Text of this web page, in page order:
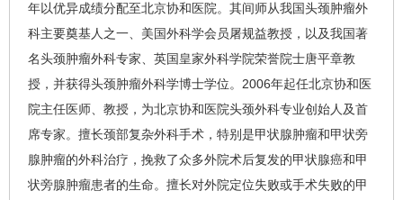
同期咽喉功能重建的晚期甲状腺癌根治
术、广泛侵犯咽喉和气管及食管的甲状旁
腺癌外科治疗、咽喉和食管闭锁的一期功
能重建术等多项高难度手术。
年以优异成绩分配至北京协和医院。其间师从我国头颈肿瘤外
科主要奠基人之一、美国外科学会员屠规益教授，以及我国著
名头颈肿瘤外科专家、英国皇家外科学院荣誉院士唐平章教
授，并获得头颈肿瘤外科学博士学位。2006年起任北京协和医
院主任医师、教授，为北京协和医院头颈外科专业创始人及首
席专家。擅长颈部复杂外科手术，特别是甲状腺肿瘤和甲状旁
腺肿瘤的外科治疗，挽救了众多外院术后复发的甲状腺癌和甲
状旁腺肿瘤患者的生命。擅长对外院定位失败或手术失败的甲